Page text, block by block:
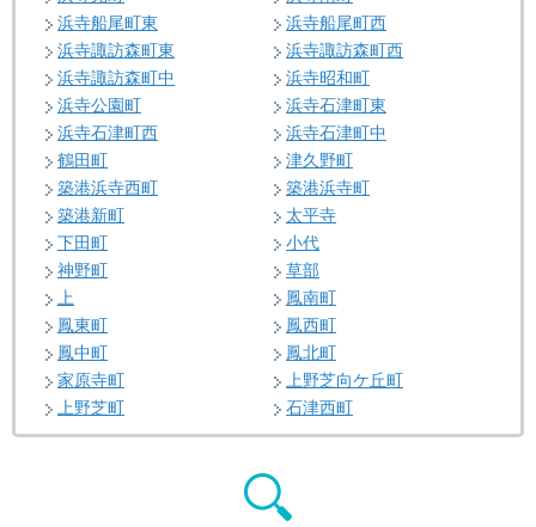
浜寺船尾町東
浜寺船尾町西
浜寺諏訪森町東
浜寺諏訪森町西
浜寺諏訪森町中
浜寺昭和町
浜寺公園町
浜寺石津町東
浜寺石津町西
浜寺石津町中
鶴田町
津久野町
築港浜寺西町
築港浜寺町
築港新町
太平寺
下田町
小代
神野町
草部
上
鳳南町
鳳東町
鳳西町
鳳中町
鳳北町
家原寺町
上野芝向ケ丘町
上野芝町
石津西町